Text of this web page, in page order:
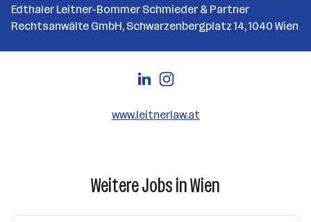
Edthaler Leitner-Bommer Schmieder & Partner
Rechtsanwälte GmbH, Schwarzenbergplatz 14, 1040 Wien
www.leitnerlaw.at
Weitere Jobs in Wien